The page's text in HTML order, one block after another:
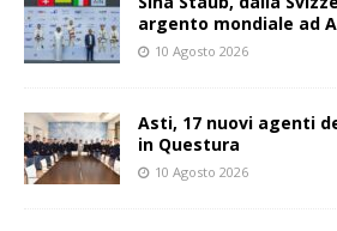
argento mondiale ad
10 Agosto 2026
Asti, 17 nuovi agenti
in Questura
10 Agosto 2026